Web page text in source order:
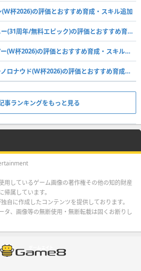
杯2026)の評価とおすすめ育成・スキル追加
EPウェインルーニー(31周年/無料エピック)の評価とおすすめ育成・スキル追加
STマヌエルノイアー(W杯2026)の評価とおすすめ育成・スキル追加
BTクリスティアーノロナウド(W杯2026)の評価とおすすめ育成・スキル追加
事ランキングをもっと見る
用しているゲーム画像の著作権その他の知的財産
属しています。
自に作成したコンテンツを提供しております。
タ、画像等の無断使用・無断転載は固くお断りし